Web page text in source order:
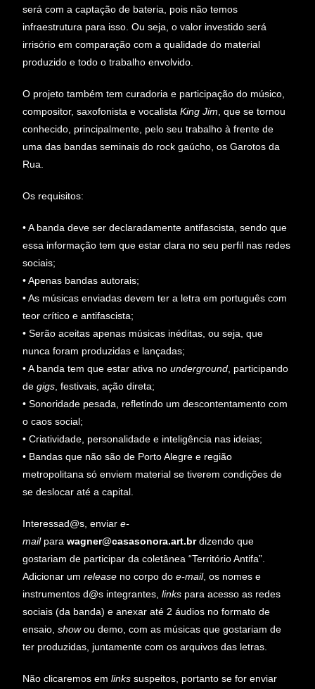
será com a captação de bateria, pois não temos
infraestrutura para isso. Ou seja, o valor investido será
irrisório em comparação com a qualidade do material
produzido e todo o trabalho envolvido.
O projeto também tem curadoria e participação do músico,
compositor, saxofonista e vocalistaKing Jim , que se tornou
conhecido, principalmente, pelo seu trabalho à frente de
uma das bandas seminais do rock gaúcho, os Garotos da
Rua.
Os requisitos:
• A banda deve ser declaradamente antifascista, sendo que
essa informação tem que estar clara no seu perfil nas redes
sociais;
• Apenas bandas autorais;
• As músicas enviadas devem ter a letra em português com
teor crítico e antifascista;
• Serão aceitas apenas músicas inéditas, ou seja, que
nunca foram produzidas e lançadas;
• A banda tem que estar ativa nounderground , participando
degigs , festivais, ação direta;
• Sonoridade pesada, refletindo um descontentamento com
o caos social;
• Criatividade, personalidade e inteligência nas ideias;
• Bandas que não são de Porto Alegre e região
metropolitana só enviem material se tiverem condições de
se deslocar até a capital.
Interessad@s, enviare-
mailparawagner@casasonora.art.brdizendo que
gostariam de participar da coletânea “Território Antifa”.
Adicionar umrelease no corpo doe-mail, os nomes e
instrumentos d@s integrantes,links para acesso as redes
sociais (da banda) e anexar até 2 áudios no formato de
ensaio,showou demo, com as músicas que gostariam de
ter produzidas, juntamente com os arquivos das letras.
Não clicaremos emlinks suspeitos, portanto se for enviar